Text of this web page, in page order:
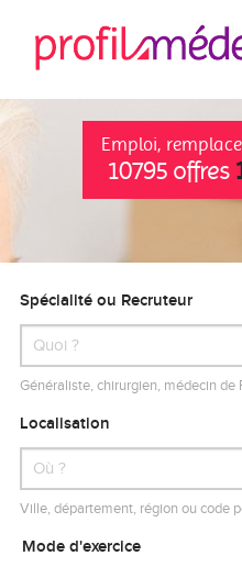
Emploi,
10795 offres
Spécialité ou Recruteur
Généraliste, chirurgien, médecin de
Localisation
Ville, département, région ou code
Mode d'exercice